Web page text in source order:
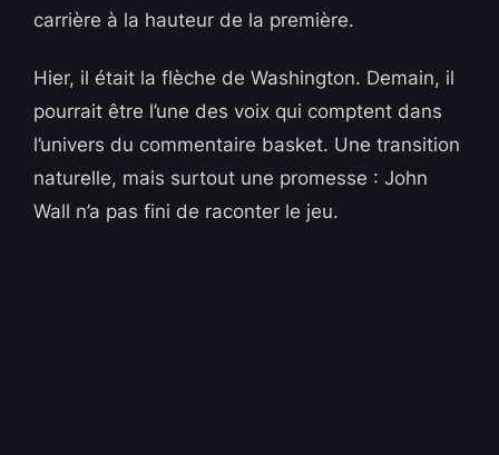
carrière à la hauteur de la première.
Hier, il était la flèche de Washington. Demain, il
pourrait être l’une des voix qui comptent dans
l’univers du commentaire basket. Une transition
naturelle, mais surtout une promesse : John
Wall n’a pas fini de raconter le jeu.